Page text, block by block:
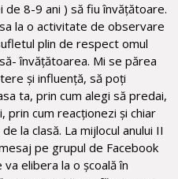
de 8-9 ani ) să fiu învățătoare.
la o activitate de observare
plin de respect omul
învățătoarea. Mi se părea
și influență, să poți
ta, prin cum alegi să predai,
cum reacționezi și chiar
la clasă. La mijlocul anului II
pe grupul de Facebook
elibera la o școală în